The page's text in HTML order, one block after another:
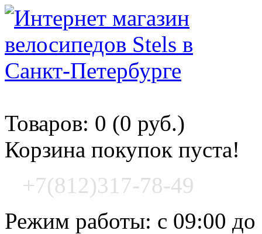
Товаров: 0 (0 руб.)
Корзина покупок пуста!
+7(812)317-78-49
Режим работы: с 09:00 до